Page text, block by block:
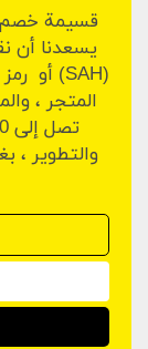
يسعدنا أن
المتجر ،
والتطوير